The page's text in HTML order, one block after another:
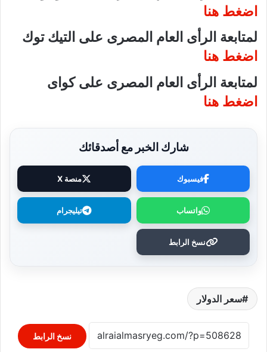
اضغط هنا
لمتابعة الرأى العام المصرى على التيك توك
اضغط هنا
لمتابعة الرأى العام المصرى على كواى
اضغط هنا
شارك الخبر مع أصدقائك
فيسبوك منصة X
واتساب تيليجرام
نسخ الرابط
سعر الدولار
نسخ الرابط